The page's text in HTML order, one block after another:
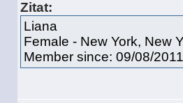
Zitat:
Liana
Female - New York, New
Member since: 09/08/